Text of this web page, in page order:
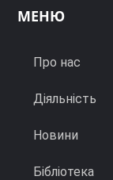
МЕНЮ
Про нас
Діяльність
Новини
Бібліотека